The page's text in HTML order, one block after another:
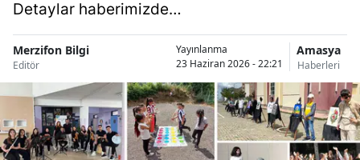
Detaylar haberimizde…
Merzifon Bilgi
Editör
Yayınlanma
23 Haziran 2026 - 22:21
Amasya
Haberleri